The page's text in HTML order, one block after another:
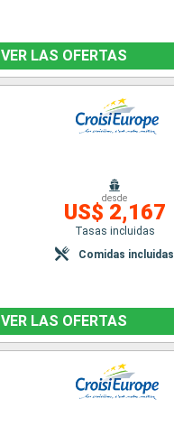
VER LAS OFERTAS
desde
US$ 2,167
Tasas incluidas
Comidas incluidas
VER LAS OFERTAS